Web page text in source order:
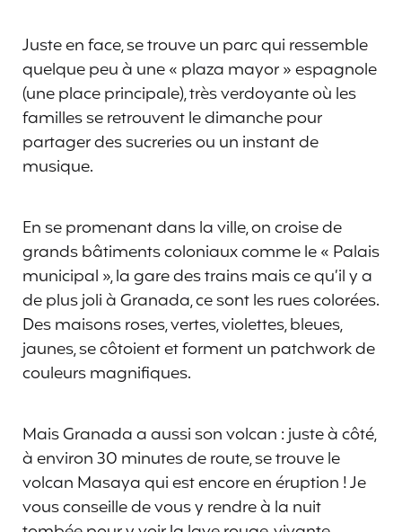
Juste en face, se trouve un parc qui ressemble
quelque peu à une « plaza mayor » espagnole
(une place principale), très verdoyante où les
familles se retrouvent le dimanche pour
partager des sucreries ou un instant de
musique.
En se promenant dans la ville, on croise de
grands bâtiments coloniaux comme le « Palais
municipal », la gare des trains mais ce qu’il y a
de plus joli à Granada, ce sont les rues colorées.
Des maisons roses, vertes, violettes, bleues,
jaunes, se côtoient et forment un patchwork de
couleurs magnifiques.
Mais Granada a aussi son volcan : juste à côté,
à environ 30 minutes de route, se trouve le
volcan Masaya qui est encore en éruption ! Je
vous conseille de vous y rendre à la nuit